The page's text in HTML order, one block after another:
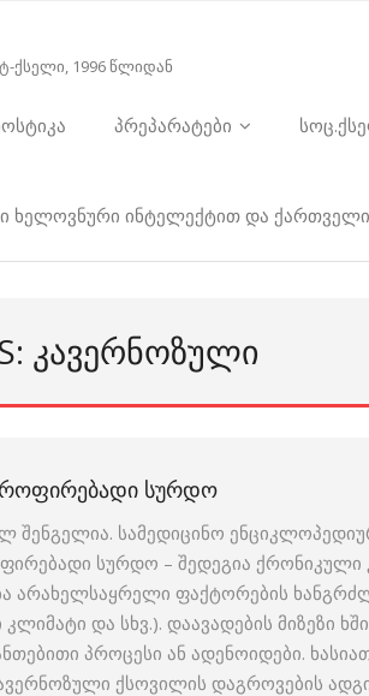
ქსელი, 1996 წლიდან
პრეპარატები
ხელოვნური ინტელექტით და
ᲙᲐᲕᲔᲠᲜᲝᲖᲣᲚᲘ
ᲡᲣᲠᲓᲝ
სამედიცინო
სურდო – შედეგია ქრონიკული
არახელსაყრელი ფაქტორების
და სხვ.). დაავადების მიზეზი
პროცესი ან ადენოიდები.
ქსოვილის დაგროვების